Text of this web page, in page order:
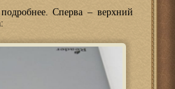
Сперва – верхний